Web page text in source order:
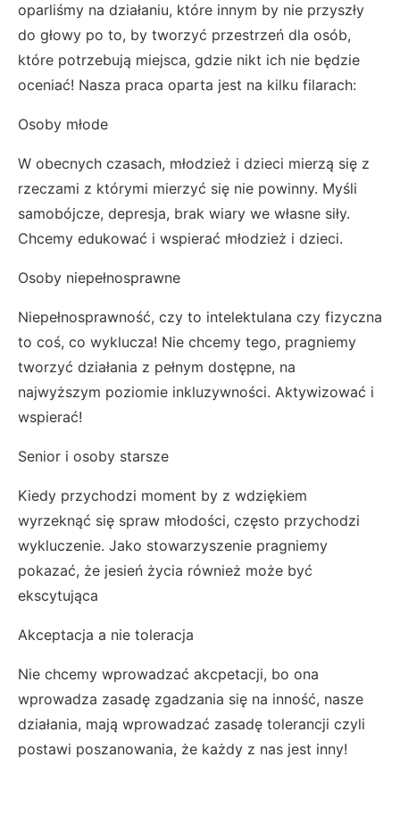
oparliśmy na działaniu, które innym by nie przyszły
do głowy po to, by tworzyć przestrzeń dla osób,
które potrzebują miejsca, gdzie nikt ich nie będzie
oceniać! Nasza praca oparta jest na kilku filarach:
Osoby młode
W obecnych czasach, młodzież i dzieci mierzą się z
rzeczami z którymi mierzyć się nie powinny. Myśli
samobójcze, depresja, brak wiary we własne siły.
Chcemy edukować i wspierać młodzież i dzieci.
Osoby niepełnosprawne
Niepełnosprawność, czy to intelektulana czy fizyczna
to coś, co wyklucza! Nie chcemy tego, pragniemy
tworzyć działania z pełnym dostępne, na
najwyższym poziomie inkluzywności. Aktywizować i
wspierać!
Senior i osoby starsze
Kiedy przychodzi moment by z wdziękiem
wyrzeknąć się spraw młodości, często przychodzi
wykluczenie. Jako stowarzyszenie pragniemy
pokazać, że jesień życia również może być
ekscytująca
Akceptacja a nie toleracja
Nie chcemy wprowadzać akcpetacji, bo ona
wprowadza zasadę zgadzania się na inność, nasze
działania, mają wprowadzać zasadę tolerancji czyli
postawi poszanowania, że każdy z nas jest inny!